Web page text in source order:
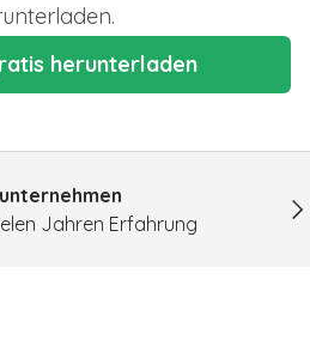
herunterladen
Jahren Erfahrung